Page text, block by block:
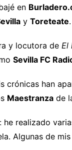
en
y Toreteate.
y locutora de El
Sevilla FC
crónicas han
Maestranza de
: he realizado
Algunas de